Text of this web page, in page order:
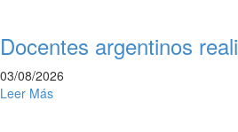
Docentes argentinos
03/08/2026
Leer Más